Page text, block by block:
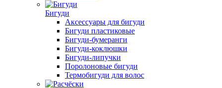
Бигуди
Аксессуары для бигуди
Бигуди пластиковые
Бигуди-бумеранги
Бигуди-коклюшки
Бигуди-липучки
Поролоновые бигуди
Термобигуди для волос